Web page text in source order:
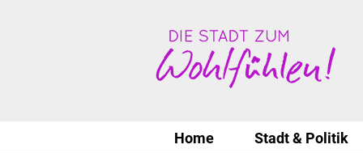
Home Stadt & Politik